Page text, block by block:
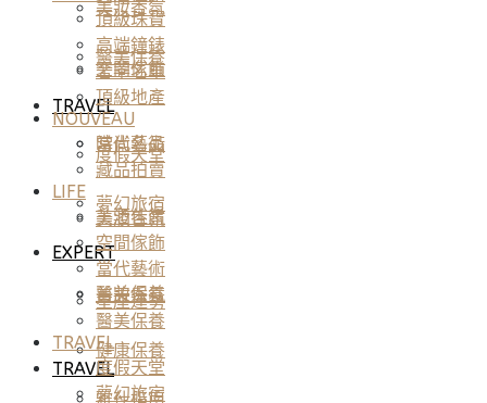
空間傢飾
當代藝術
美妝香氛
醫美保養
TRAVEL
美妝香氛
醫美保養
TRAVEL
度假天堂
夢幻旅宿
EXPERT
星座運勢
健康保養
頂級珠寶
高端鐘錶
奢華名車
頂級地產
NOUVEAU
時尚名品
藏品拍賣
LIFE
美酒佳餚
空間傢飾
當代藝術
美妝香氛
醫美保養
TRAVEL
度假天堂
夢幻旅宿